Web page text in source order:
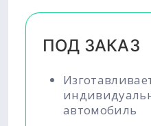
ПОД ЗАКАЗ
автомобиль